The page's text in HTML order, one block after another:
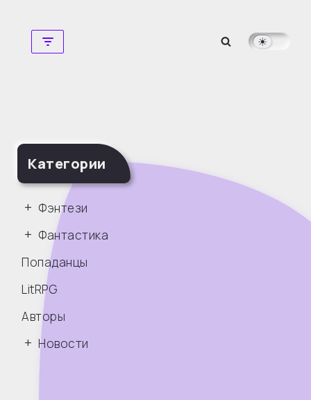
Перейти
Категории
Фэнтези
Фантастика
Попаданцы
LitRPG
Авторы
Новости